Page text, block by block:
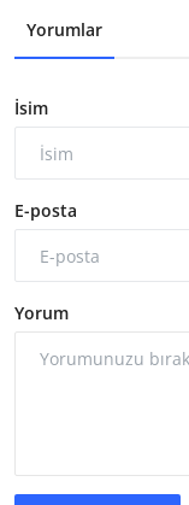
Yorumlar
İsim
E-posta
Yorum